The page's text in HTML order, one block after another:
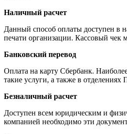
Наличный расчет
Данный способ оплаты доступен в
печати организации. Кассовый чек
Банковский перевод
Оплата на карту Сбербанк.
такие услуги, а также в отделениях
Безналичный расчет
Доступен всем юридическим и
компанией необходимо эти